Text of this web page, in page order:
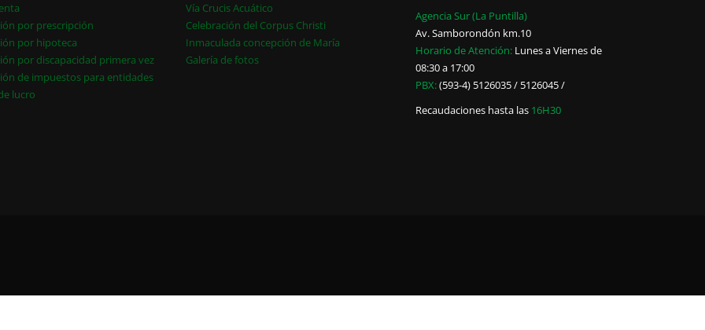
por prescripción
por hipoteca
por discapacidad primera vez
de impuestos para entidades
lucro
Vía Crucis Acuático
Celebración del Corpus Christi
Inmaculada concepción de María
Galería de fotos
Agencia Sur (La Puntilla)
Av. Samborondón km.10
Horario de Atención:Lunes a Viernes de
08:30 a 17:00
PBX:(593-4) 5126035 / 5126045 /
Recaudaciones hasta las 16H30